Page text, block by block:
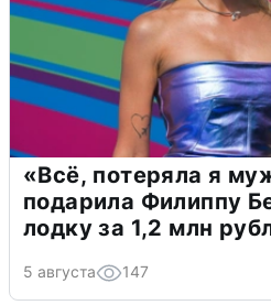
«Всё, потеряла я
подарила Филиппу
лодку за 1,2 млн
5 августа 147